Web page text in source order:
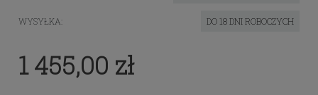
WYSYŁKA: DO 18 DNI ROBOCZYCH
1 455,00 zł